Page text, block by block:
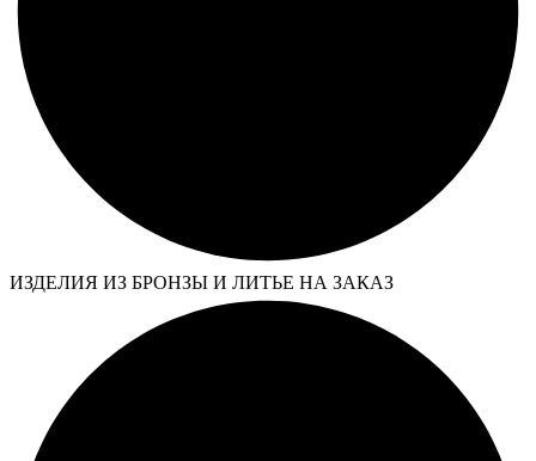
ИЗДЕЛИЯ ИЗ БРОНЗЫ И ЛИТЬЕ НА ЗАКАЗ